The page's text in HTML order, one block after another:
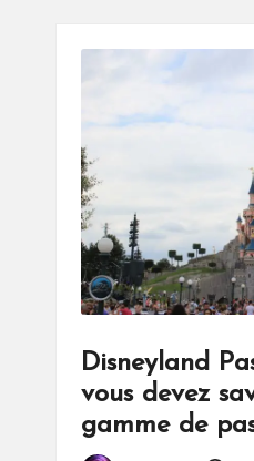
m
Disneyland
vous devez
gamme de